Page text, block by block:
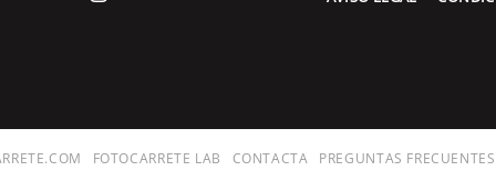
FOTOCARRETE LAB CONTACTA PREGUNTAS FRECUENTES